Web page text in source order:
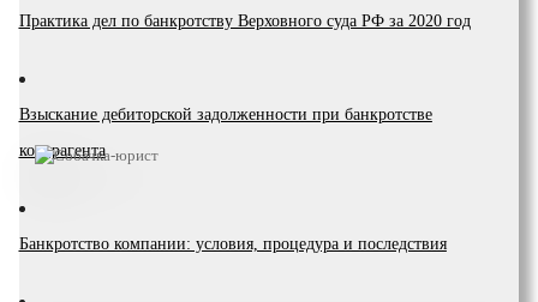
Практика дел по банкротству Верховного суда РФ за 2020 год
Взыскание дебиторской задолженности при банкротстве
контрагента
Банкротство компании: условия, процедура и последствия